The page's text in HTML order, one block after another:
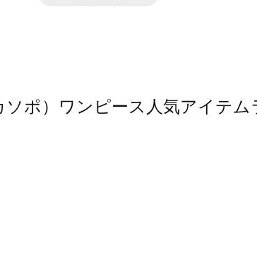
ソポ）ワンピース人気アイテ